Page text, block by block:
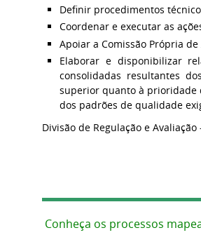
Definir procedimentos
Coordenar e executar as
Apoiar a Comissão Própria
Elaborar e disponibilizar
consolidadas resultantes
superior quanto à prioridade
dos padrões de qualidade
Divisão de Regulação e Avaliação
Conheça os processos